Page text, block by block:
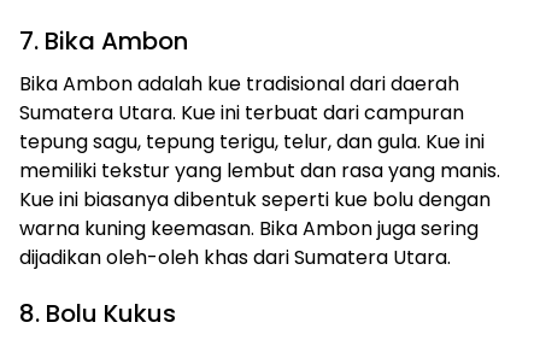
7. Bika Ambon
Bika Ambon adalah kue tradisional dari daerah
Sumatera Utara. Kue ini terbuat dari campuran
tepung sagu, tepung terigu, telur, dan gula. Kue ini
memiliki tekstur yang lembut dan rasa yang manis.
Kue ini biasanya dibentuk seperti kue bolu dengan
warna kuning keemasan. Bika Ambon juga sering
dijadikan oleh-oleh khas dari Sumatera Utara.
8. Bolu Kukus